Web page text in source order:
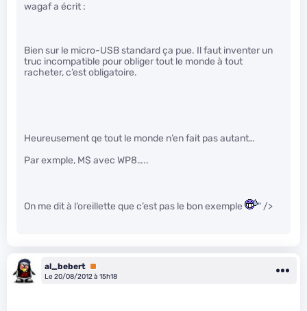
wagaf a écrit :
Bien sur le micro-USB standard ça pue. Il faut inventer un
truc incompatible pour obliger tout le monde à tout
racheter, c’est obligatoire.
Heureusement qe tout le monde n’en fait pas autant…
Par exmple, M$ avec WP8…..
On me dit à l’oreillette que c’est pas le bon exemple " />
al_bebert Premium
Le 20/08/2012 à 15h18